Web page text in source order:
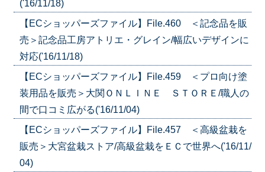
('16/11/18)
【ECショッパーズファイル】File.460 ＜記念品を販
売＞記念品工房アトリエ・グレイン/幅広いデザインに
対応('16/11/18)
【ECショッパーズファイル】File.459 ＜プロ向け塗
装用品を販売＞大関ＯＮＬＩＮＥ ＳＴＯＲＥ/職人の
間で口コミ広がる('16/11/04)
【ECショッパーズファイル】File.457 ＜高級盆栽を
販売＞大宮盆栽ストア/高級盆栽をＥＣで世界へ('16/11/
04)